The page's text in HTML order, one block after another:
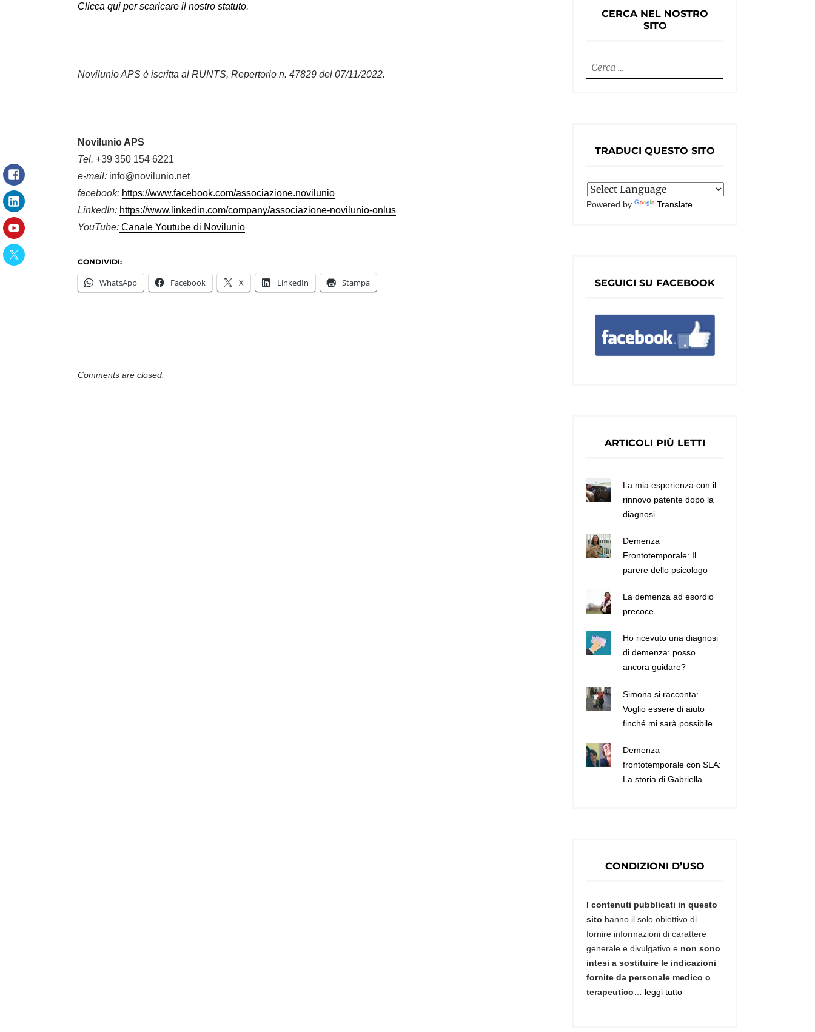
Clicca qui per scaricare il nostro statuto.
Novilunio APS è iscritta al RUNTS, Repertorio n. 47829 del 07/11/2022.
Novilunio APS
Tel. +39 350 154 6221
e-mail: info@novilunio.net
facebook: https://www.facebook.com/associazione.novilunio
LinkedIn: https://www.linkedin.com/company/associazione-novilunio-onlus
YouTube: Canale Youtube di Novilunio
CONDIVIDI:
WhatsApp Facebook X LinkedIn Stampa
Comments are closed.
CERCA NEL NOSTRO
SITO
TRADUCI QUESTO SITO
Powered by Translate
SEGUICI SU FACEBOOK
ARTICOLI PIÙ LETTI
La mia esperienza con il
rinnovo patente dopo la
diagnosi
Demenza
Frontotemporale: Il
parere dello psicologo
La demenza ad esordio
precoce
Ho ricevuto una diagnosi
di demenza: posso
ancora guidare?
Simona si racconta:
Voglio essere di aiuto
finché mi sarà possibile
Demenza
frontotemporale con SLA:
La storia di Gabriella
CONDIZIONI D’USO
I contenuti pubblicati in questo
sito hanno il solo obiettivo di
fornire informazioni di carattere
generale e divulgativo e non sono
intesi a sostituire le indicazioni
fornite da personale medico o
terapeutico
leggi tutto